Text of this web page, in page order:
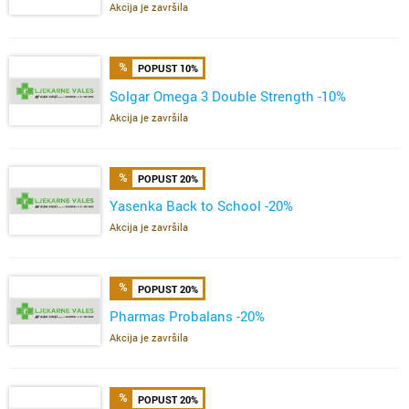
Akcija je završila
POPUST 10%
Solgar Omega 3 Double Strength -10%
Akcija je završila
POPUST 20%
Yasenka Back to School -20%
Akcija je završila
POPUST 20%
Pharmas Probalans -20%
Akcija je završila
POPUST 20%